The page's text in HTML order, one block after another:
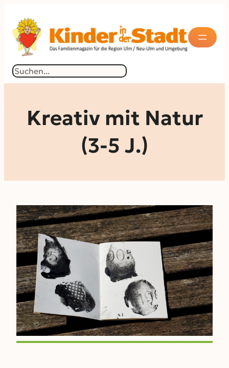
Inhalt
springen
Suchen
Kreativ mit Natur
(3-5 J.)